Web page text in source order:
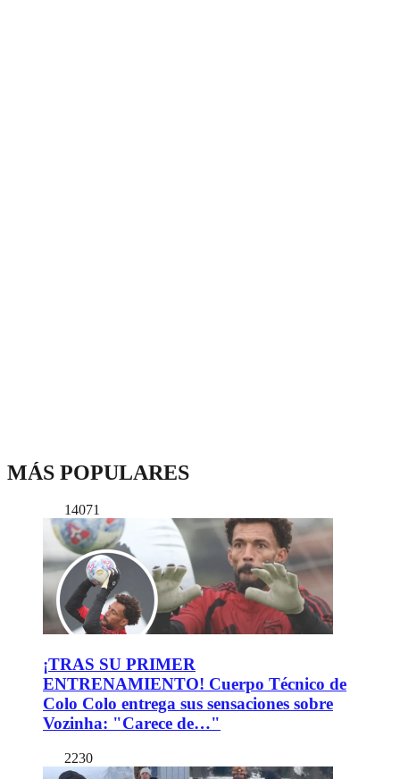
MÁS POPULARES
14071
¡TRAS SU PRIMER
ENTRENAMIENTO! Cuerpo Técnico de
Colo Colo entrega sus sensaciones sobre
Vozinha: "Carece de…"
2230